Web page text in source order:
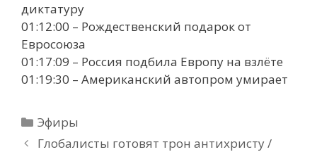
диктатуру
01:12:00 – Рождественский подарок от
Евросоюза
01:17:09 – Россия подбила Европу на взлёте
01:19:30 – Американский автопром умирает
Рубрики
Эфиры
Глобалисты готовят трон антихристу /